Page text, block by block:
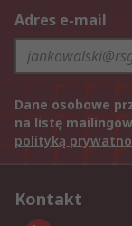
Adres e-mail
Dane osobowe
na listę
polityką
Kontakt